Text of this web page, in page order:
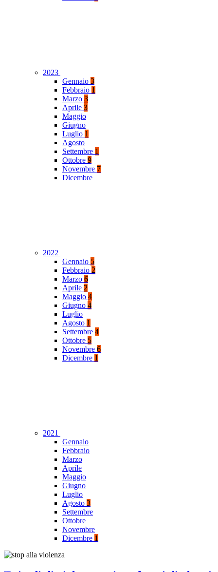
2023
Gennaio 3
Febbraio 1
Marzo 3
Aprile 3
Maggio
Giugno
Luglio 1
Agosto
Settembre 1
Ottobre 9
Novembre 7
Dicembre
2022
Gennaio 5
Febbraio 2
Marzo 6
Aprile 2
Maggio 4
Giugno 4
Luglio
Agosto 1
Settembre 4
Ottobre 5
Novembre 6
Dicembre 1
2021
Gennaio
Febbraio
Marzo
Aprile
Maggio
Giugno
Luglio
Agosto 3
Settembre
Ottobre
Novembre
Dicembre 1